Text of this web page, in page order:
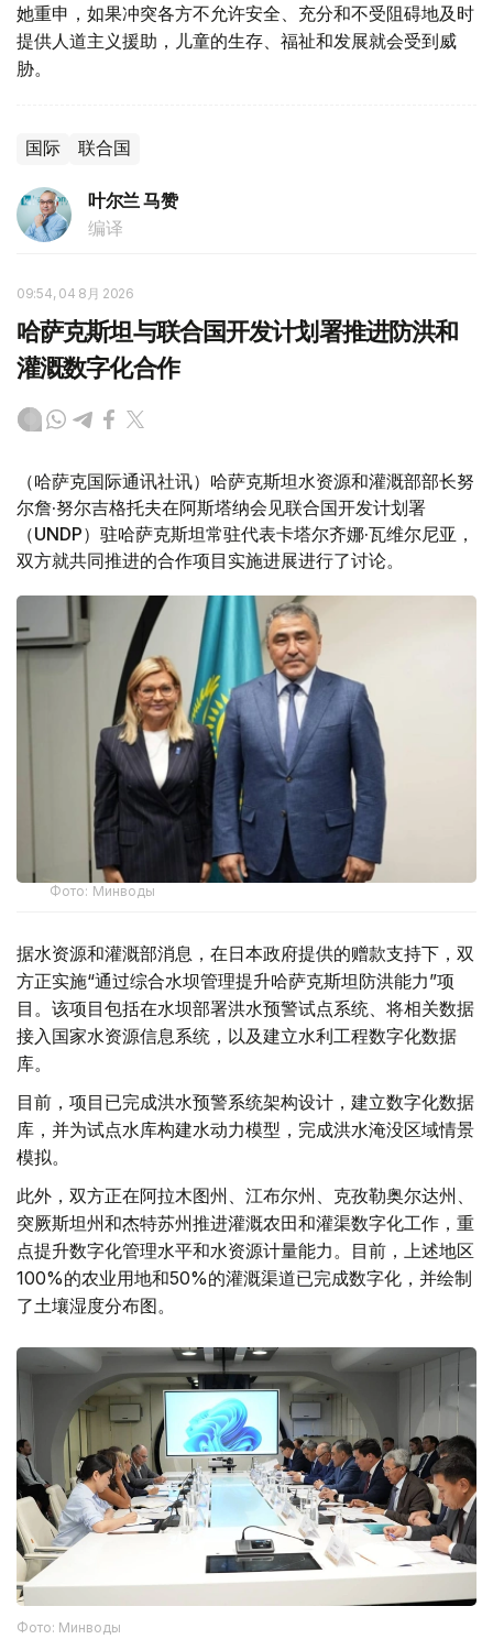
她重申，如果冲突各方不允许安全、充分和不受阻碍地及时
提供人道主义援助，儿童的生存、福祉和发展就会受到威
胁。
国际 联合国
叶尔兰 马赞
编译
09:54, 04 8月 2026
哈萨克斯坦与联合国开发计划署推进防洪和
灌溉数字化合作
（哈萨克国际通讯社讯）哈萨克斯坦水资源和灌溉部部长努
尔詹·努尔吉格托夫在阿斯塔纳会见联合国开发计划署
（UNDP）驻哈萨克斯坦常驻代表卡塔尔齐娜·瓦维尔尼亚，
双方就共同推进的合作项目实施进展进行了讨论。
Фото: Минводы
据水资源和灌溉部消息，在日本政府提供的赠款支持下，双
方正实施“通过综合水坝管理提升哈萨克斯坦防洪能力”项
目。该项目包括在水坝部署洪水预警试点系统、将相关数据
接入国家水资源信息系统，以及建立水利工程数字化数据
库。
目前，项目已完成洪水预警系统架构设计，建立数字化数据
库，并为试点水库构建水动力模型，完成洪水淹没区域情景
模拟。
此外，双方正在阿拉木图州、江布尔州、克孜勒奥尔达州、
突厥斯坦州和杰特苏州推进灌溉农田和灌渠数字化工作，重
点提升数字化管理水平和水资源计量能力。目前，上述地区
100%的农业用地和50%的灌溉渠道已完成数字化，并绘制
了土壤湿度分布图。
Фото: Минводы